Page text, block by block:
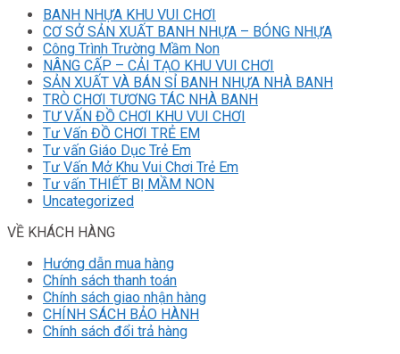
BANH NHỰA KHU VUI CHƠI
CƠ SỞ SẢN XUẤT BANH NHỰA – BÓNG NHỰA
Công Trình Trường Mầm Non
NÂNG CẤP – CẢI TẠO KHU VUI CHƠI
SẢN XUẤT VÀ BÁN SỈ BANH NHỰA NHÀ BANH
TRÒ CHƠI TƯƠNG TÁC NHÀ BANH
TƯ VẤN ĐỒ CHƠI KHU VUI CHƠI
Tư Vấn ĐỒ CHƠI TRẺ EM
Tư vấn Giáo Dục Trẻ Em
Tư Vấn Mở Khu Vui Chơi Trẻ Em
Tư vấn THIẾT BỊ MẦM NON
Uncategorized
VỀ KHÁCH HÀNG
Hướng dẫn mua hàng
Chính sách thanh toán
Chính sách giao nhận hàng
CHÍNH SÁCH BẢO HÀNH
Chính sách đổi trả hàng